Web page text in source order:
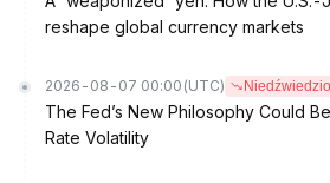
reshape global currency markets
2026-08-07 00:00 (UTC) Niedźwiedzio
The Fed’s New Philosophy Could
Rate Volatility